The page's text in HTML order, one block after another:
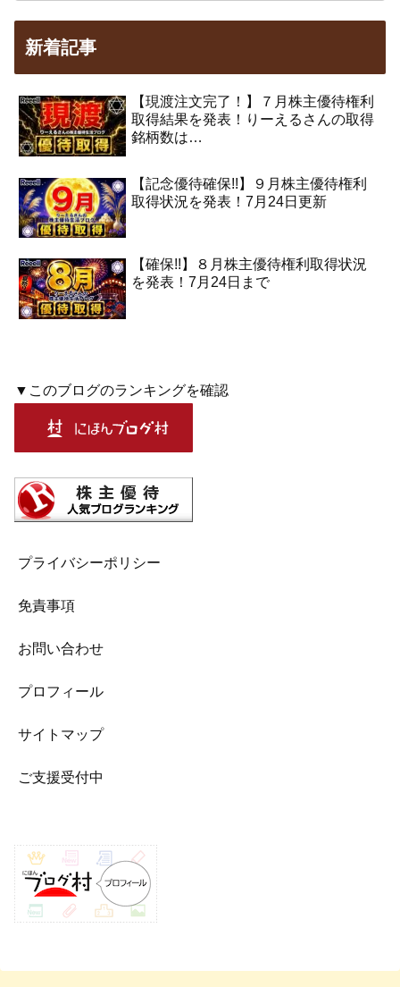
新着記事
【現渡注文完了！】７月株主優待権利
取得結果を発表！りーえるさんの取得
銘柄数は…
【記念優待確保!!】９月株主優待権利
取得状況を発表！7月24日更新
【確保!!】８月株主優待権利取得状況
を発表！7月24日まで
▼このブログのランキングを確認
プライバシーポリシー
免責事項
お問い合わせ
プロフィール
サイトマップ
ご支援受付中